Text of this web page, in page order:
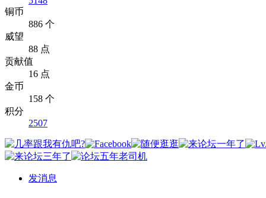
铜币
886 个
威望
88 点
贡献值
16 点
金币
158 个
积分
2507
发消息